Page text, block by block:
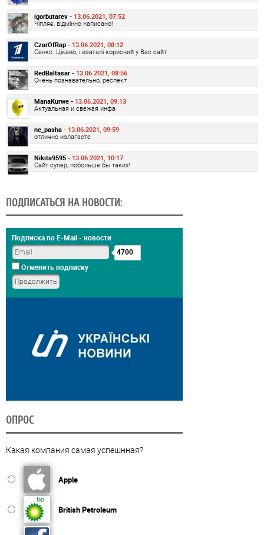
igorbutarev - 13.06.2021, 07:52
Чіпляє, відмінно написано!
CzarOfRap - 13.06.2021, 08:12
Сенкс. Цікаво, і взагалі корисний у Вас сайт
RedBaltasar - 13.06.2021, 08:56
Очень познавательно, респект
ManaKurwe - 13.06.2021, 09:13
Актуальная и свежая инфа
ne_pasha - 13.06.2021, 09:59
отлично излагаете
Nikita9595 - 13.06.2021, 10:17
Сайт супер, побольше бы таких!
ПОДПИСАТЬСЯ НА НОВОСТИ:
Подписка по E-Mail - новости
4700
Отменить подписку
ОПРОС
Какая компания самая успешнная?
Apple
British Petroleum